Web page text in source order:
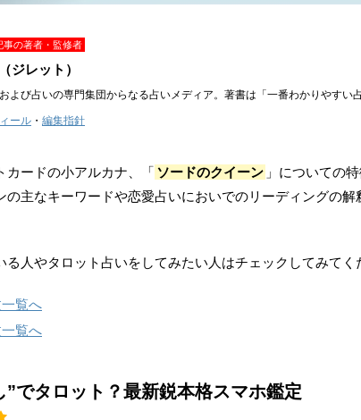
事の著者・監修者
ジレット）
よび占いの専門集団からなる占いメディア。著書は「一番わかりやすい
ール ・ 編集指針
カードの小アルカナ、「 ソードのクイーン 」についての
の主なキーワードや恋愛占いにおいでのリーディングの解
人やタロット占いをしてみたい人はチェックしてみてく
覧へ
覧へ
”でタロット？最新鋭本格スマホ鑑定